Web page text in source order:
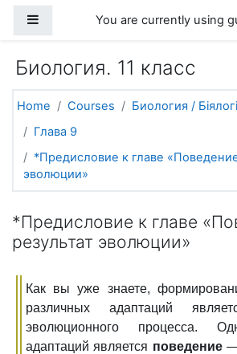
Side panelYou are currently using
Биология. 11 класс
Home Courses Биология /
Глава 9
*Предисловие к главе
эволюции»
*Предисловие к главе
результат эволюции»
Как вы уже знаете,
различных адаптаций
эволюционного процесса.
адаптаций является поведение—